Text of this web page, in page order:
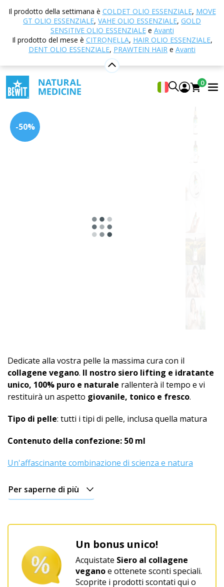
Il prodotto della settimana è COLDET OLIO ESSENZIALE, MOVE
GT OLIO ESSENZIALE, VAHE OLIO ESSENZIALE, GOLD
SENSITIVE OLIO ESSENZIALEe Avanti
Il prodotto del mese è CITRONELLA, HAIR OLIO ESSENZIALE,
DENT OLIO ESSENZIALE, PRAWTEIN HAIR e Avanti
0
Casa E-shop Cosmetici naturali
Cacao cerimoniale
Siero al collagene vegano
Siero al collagene vegano
BEWIT Vegan collagen serum
5 Mostra 53 Recensito da
-50%
Dedicate alla vostra pelle la massima cura con il
collagene vegano. Il nostro siero lifting e idratante
unico, 100% puro e naturale rallenterà il tempo e vi
restituirà un aspetto giovanile, tonico e fresco.
Tipo di pelle: tutti i tipi di pelle, inclusa quella matura
Contenuto della confezione: 50 ml
Un'affascinante combinazione di scienza e natura
Per saperne di più
Un bonus unico!
Acquistate Siero al collagene
veganoe ottenete sconti speciali.
Scoprite i prodotti scontati qui o